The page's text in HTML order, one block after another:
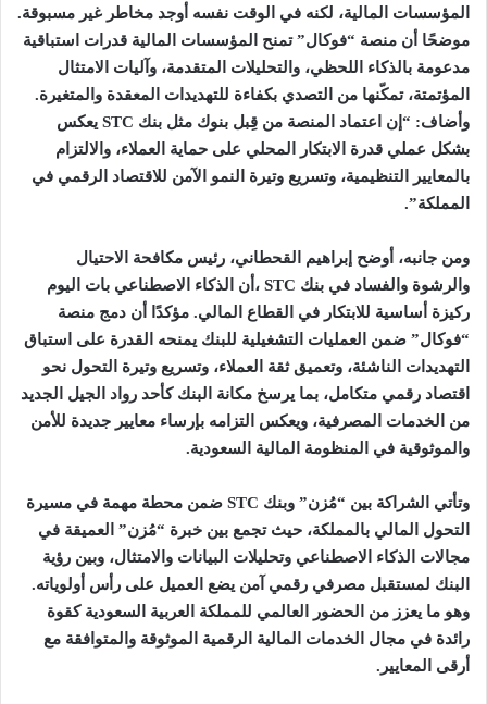
المؤسسات المالية، لكنه في الوقت نفسه أوجد مخاطر غير مسبوقة.
موضحًا أن منصة “فوكال” تمنح المؤسسات المالية قدرات استباقية
مدعومة بالذكاء اللحظي، والتحليلات المتقدمة، وآليات الامتثال
المؤتمتة، تمكّنها من التصدي بكفاءة للتهديدات المعقدة والمتغيرة.
وأضاف: “إن اعتماد المنصة من قِبل بنوك مثل بنك
يعكس
بشكل عملي قدرة الابتكار المحلي على حماية العملاء، والالتزام
بالمعايير التنظيمية، وتسريع وتيرة النمو الآمن للاقتصاد الرقمي في
المملكة”.
ومن جانبه، أوضح إبراهيم القحطاني، رئيس مكافحة الاحتيال
والرشوة والفساد في بنك
،أن الذكاء الاصطناعي بات اليوم
ركيزة أساسية للابتكار في القطاع المالي. مؤكدًا أن دمج منصة
“فوكال” ضمن العمليات التشغيلية للبنك يمنحه القدرة على استباق
التهديدات الناشئة، وتعميق ثقة العملاء، وتسريع وتيرة التحول نحو
اقتصاد رقمي متكامل، بما يرسخ مكانة البنك كأحد رواد الجيل الجديد
من الخدمات المصرفية، ويعكس التزامه بإرساء معايير جديدة للأمن
والموثوقية في المنظومة المالية السعودية.
وتأتي الشراكة بين “مُزن” وبنك STC ضمن محطة مهمة في مسيرة
التحول المالي بالمملكة، حيث تجمع بين خبرة “مُزن” العميقة في
مجالات الذكاء الاصطناعي وتحليلات البيانات والامتثال، وبين رؤية
البنك لمستقبل مصرفي رقمي آمن يضع العميل على رأس أولوياته.
وهو ما يعزز من الحضور العالمي للمملكة العربية السعودية كقوة
رائدة في مجال الخدمات المالية الرقمية الموثوقة والمتوافقة مع
أرقى المعايير.